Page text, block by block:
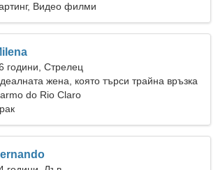
Видео филми
години, Стрелец
жена, която търси трайна връзка
do Rio Claro